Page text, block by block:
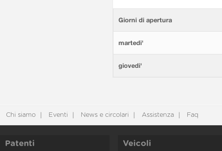
Giorni di apertura
martedi'
giovedi'
Chi siamo Eventi News e circolari Assistenza Faq
Patenti Veicoli